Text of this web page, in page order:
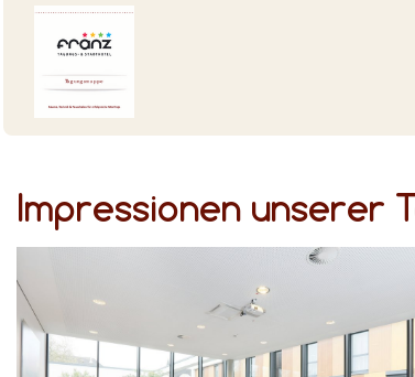
Impressionen unserer